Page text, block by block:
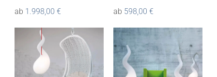
ab 1.998,00 €
ab 598,00 €